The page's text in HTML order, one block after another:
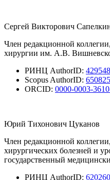
Сергей Викторович
Член редакционной
хирургии им. А.В.
РИНЦ AuthorID: 429548
Scopus AuthorID:
ORCID: 0000-0003-
Юрий Тихонович Цуканов
Член редакционной
хирургических болезней и
государственный
РИНЦ AuthorID: 620260